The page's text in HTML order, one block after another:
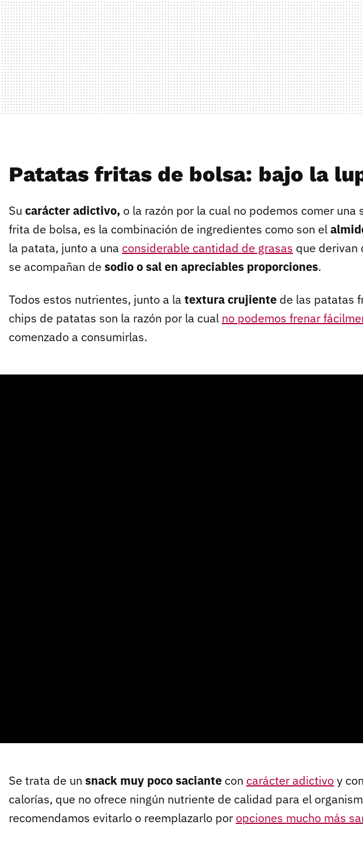
Patatas fritas de bolsa: bajo la
Su carácter adictivo, o la razón por la cual no podemos comer
frita de bolsa, es la combinación de ingredientes como son el
la patata, junto a una considerable cantidad de grasas que derivan
se acompañan de sodio o sal en apreciables proporciones.
Todos estos nutrientes, junto a la textura crujiente de las patatas
chips de patatas son la razón por la cual no podemos frenar
comenzado a consumirlas.
Se trata de un snack muy poco saciante con carácter adictivoy
calorías, que no ofrece ningún nutriente de calidad para el
recomendamos evitarlo o reemplazarlo por opciones mucho más